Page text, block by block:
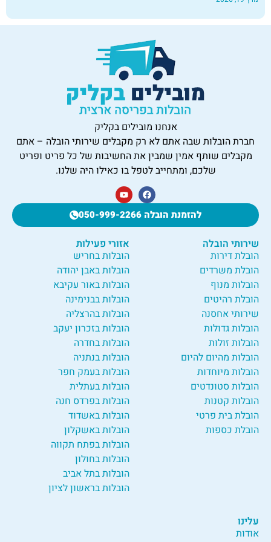
אנחנו מובילים בקליק
חברת הובלות שבה אתם לא רק מקבלים שירותי הובלה – אתם
מקבלים שותף אמין שמבין את החשיבות של כל פריט ופריט
שלכם, ומתחייב לטפל בו כאילו היה שלנו.
להזמנת הובלה 050-999-2266
שירותי הובלה
הובלת דירות
הובלת משרדים
הובלות מנוף
הובלת רהיטים
שירותי אחסנה
הובלות גדולות
הובלות זולות
הובלות מהיום להיום
הובלות מיוחדות
הובלות סטונדטים
הובלות קטנות
הובלת בית פרטי
הובלת כספות
אזורי פעילות
הובלות בחריש
הובלות באבן יהודה
הובלות באור עקיבא
הובלות בבנימינה
הובלות בהרצליה
הובלות בזכרון יעקב
הובלות בחדרה
הובלות בנתניה
הובלות בעמק חפר
הובלות בעתלית
הובלות בפרדס חנה
הובלות באשדוד
הובלות באשקלון
הובלות בפתח תקווה
הובלות בחולון
הובלות בתל אביב
הובלות בראשון לציון
עלינו
אודות